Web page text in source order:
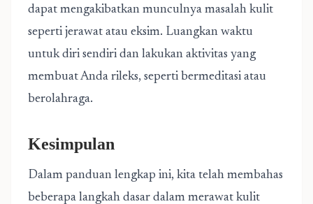
dapat mengakibatkan munculnya masalah kulit
seperti jerawat atau eksim. Luangkan waktu
untuk diri sendiri dan lakukan aktivitas yang
membuat Anda rileks, seperti bermeditasi atau
berolahraga.
Kesimpulan
Dalam panduan lengkap ini, kita telah membahas
beberapa langkah dasar dalam merawat kulit